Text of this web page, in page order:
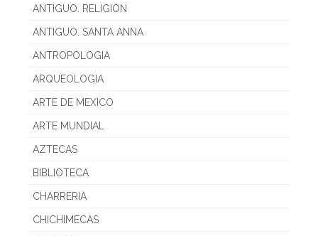
ANTIGUO. RELIGION
ANTIGUO. SANTA ANNA
ANTROPOLOGIA
ARQUEOLOGIA
ARTE DE MEXICO
ARTE MUNDIAL
AZTECAS
BIBLIOTECA
CHARRERIA
CHICHIMECAS